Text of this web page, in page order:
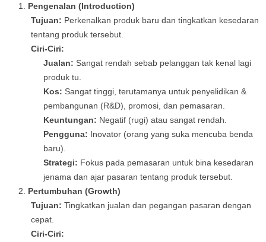
Pengenalan (Introduction)
Tujuan: Perkenalkan produk baru dan tingkatkan kesedaran
tentang produk tersebut.
Ciri-Ciri:
Jualan: Sangat rendah sebab pelanggan tak kenal lagi
produk tu.
Kos: Sangat tinggi, terutamanya untuk penyelidikan &
pembangunan (R&D), promosi, dan pemasaran.
Keuntungan: Negatif (rugi) atau sangat rendah.
Pengguna: Inovator (orang yang suka mencuba benda
baru).
Strategi: Fokus pada pemasaran untuk bina kesedaran
jenama dan ajar pasaran tentang produk tersebut.
Pertumbuhan (Growth)
Tujuan: Tingkatkan jualan dan pegangan pasaran dengan
cepat.
Ciri-Ciri: